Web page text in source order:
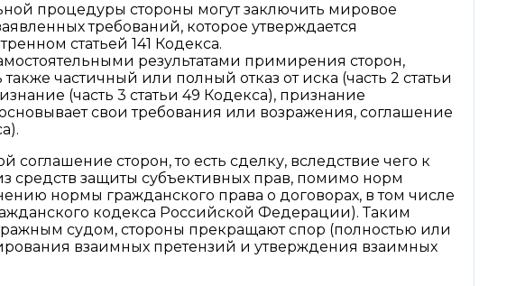
процедуры стороны могут заключить мировое
требований, которое утверждается
статьей 141 Кодекса.
результатами примирения сторон,
частичный или полный отказ от иска (часть 2 статьи
(часть 3 статьи 49 Кодекса), признание
основывает свои требования или возражения, соглашение
соглашение сторон, то есть сделку, вследствие чего к
средств защиты субъективных прав, помимо норм
нормы гражданского права о договорах, в том числе
кодекса Российской Федерации). Таким
судом, стороны прекращают спор (полностью или
взаимных претензий и утверждения взаимных